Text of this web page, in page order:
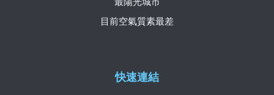
快速連結
目前空氣質素最差